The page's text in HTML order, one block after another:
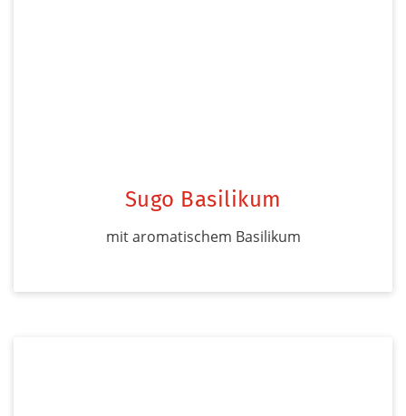
Sugo Basilikum
mit aromatischem Basilikum